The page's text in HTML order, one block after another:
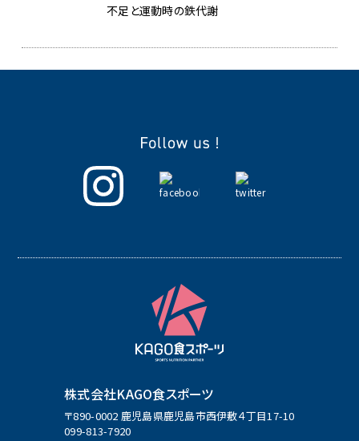
不足と運動時の鉄代謝
株式会社KAGO食スポーツ
〒890-0002 鹿児島県鹿児島市西伊敷４丁目17-10
099-813-7920